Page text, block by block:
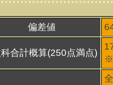
偏差値
合計概算(250点満点)
※